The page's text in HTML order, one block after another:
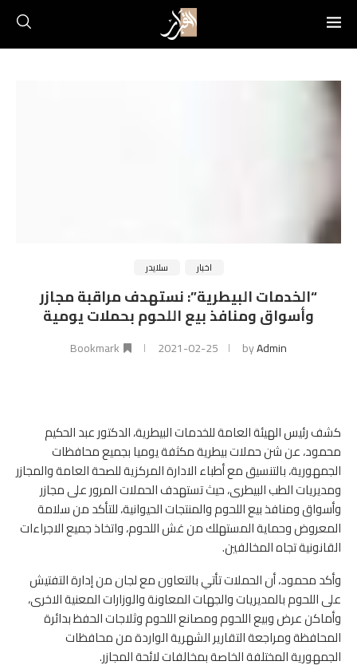
اخبار سلايدر
“الخدمات البيطرية”: نستهدف مراقبة مجازر
وأسواق ومنافذ بيع اللحوم بحملات يومية
byAdmin
2021-02-25
Bookmark
كشف رئيس الهيئة العامة للخدمات البيطرية، الدكتور عبد الحكيم
محمود، عن شن حملات بيطرية مكثفة يوميا بجميع محافظات
الجمهورية، بالتنسيق مع أطباء الادارة المركزية للصحة العامة والمجازر
ومديريات الطب البيطرى، حيث تستهدف الحملات المرور على مجازر
وأسواق ومنافذ بيع اللحوم والمنتجات الحيوانية، للتأكد من سلامة
المعروض وحماية المستهلك من غش اللحوم، واتخاذ جميع الاجراءات
القانونية تجاه المخالفين.
وأكد محمود، أن الحملات تأتي بالتعاون مع لجان من إدارة التفتيش
على اللحوم بالمديريات والجهات المعاونة والوزارات المعنية الاخرى،
وأماكن عرض وبيع اللحوم ومصانع اللحوم وثلاجات الحفظ بدائرة
المحافظة ومراجعة التقارير الشهرية الواردة من محافظات
الجمهورية المختلفة الخاصة بمخالفات لائحة المجازر.